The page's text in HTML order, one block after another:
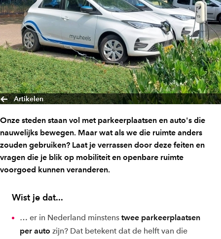
Artikelen
Onze steden staan vol met parkeerplaatsen en auto's die
nauwelijks bewegen. Maar wat als we die ruimte anders
zouden gebruiken? Laat je verrassen door deze feiten en
vragen die je blik op mobiliteit en openbare ruimte
voorgoed kunnen veranderen.
Wist je dat...
… er in Nederland minstens twee parkeerplaatsen
per auto zijn? Dat betekent dat de helft van die